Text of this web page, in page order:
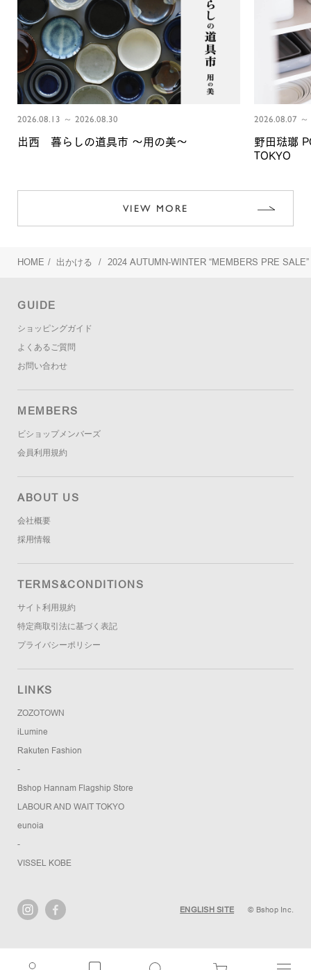
2026.08.13 ～ 2026.08.30
出西 暮らしの道具市 〜用の美〜
2026.08.07
野田琺瑯
TOKYO
VIEW MORE
HOME / 出かける / 2024 AUTUMN-WINTER “MEMBERS PRE SALE”
GUIDE
ショッピングガイド
よくあるご質問
お問い合わせ
MEMBERS
ビショップメンバーズ
会員利用規約
ABOUT US
会社概要
採用情報
TERMS&CONDITIONS
サイト利用規約
特定商取引法に基づく表記
プライバシーポリシー
LINKS
ZOZOTOWN
iLumine
Rakuten Fashion
-
Bshop Hannam Flagship Store
LABOUR AND WAIT TOKYO
eunoia
-
VISSEL KOBE
ENGLISH SITE © Bshop Inc.